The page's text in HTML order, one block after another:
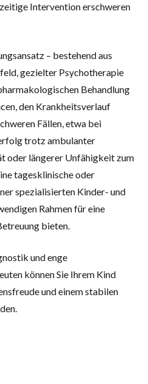
Intervention erschweren
– bestehend aus
gezielter Psychotherapie
Behandlung
den Krankheitsverlauf
Fällen, etwa bei
trotz ambulanter
oder längerer Unfähigkeit zum
tagesklinische oder
spezialisierten Kinder- und
Rahmen für eine
bieten.
und enge
können Sie Ihrem Kind
und einem stabilen